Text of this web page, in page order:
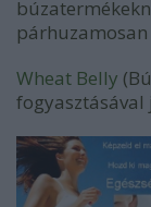
Wheat Belly
fogyasztásával